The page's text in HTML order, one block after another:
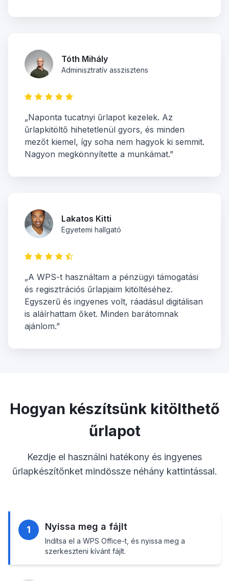
Tóth Mihály
Adminisztratív asszisztens
„Naponta tucatnyi űrlapot kezelek. Az
űrlapkitöltő hihetetlenül gyors, és minden
mezőt kiemel, így soha nem hagyok ki semmit.
Nagyon megkönnyítette a munkámat.”
Lakatos Kitti
Egyetemi hallgató
„A WPS-t használtam a pénzügyi támogatási
és regisztrációs űrlapjaim kitöltéséhez.
Egyszerű és ingyenes volt, ráadásul digitálisan
is aláírhattam őket. Minden barátomnak
ajánlom.”
Hogyan készítsünk kitölthető
űrlapot
Kezdje el használni hatékony és ingyenes
űrlapkészítőnket mindössze néhány kattintással.
1 Nyissa meg a fájlt
Indítsa el a WPS Office-t, és nyissa meg a
szerkeszteni kívánt fájlt.